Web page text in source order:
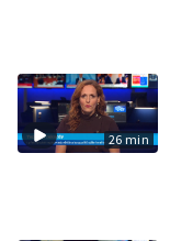
26 min